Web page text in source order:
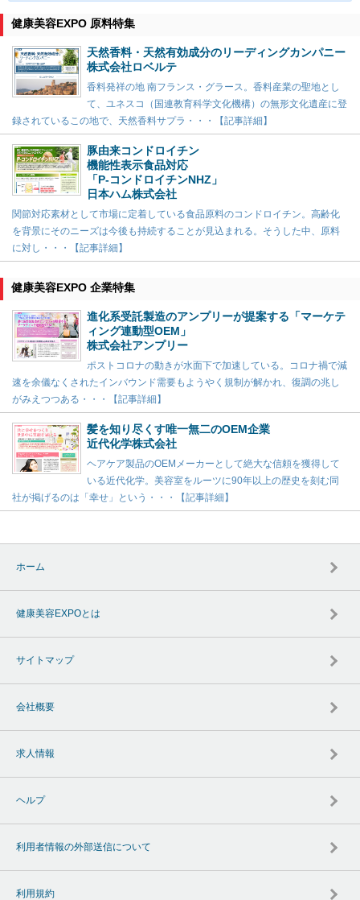
健康美容EXPO 原料特集
天然香料・天然有効成分のリーディングカンパニー
株式会社ロベルテ
香料発祥の地 南フランス・グラース。香料産業の聖地とし
て、ユネスコ（国連教育科学文化機構）の無形文化遺産に登
録されているこの地で、天然香料サプラ・・・【記事詳細】
豚由来コンドロイチン
機能性表示食品対応
「P-コンドロイチンNHZ」
日本ハム株式会社
関節対応素材として市場に定着している食品原料のコンドロイチン。高齢化
を背景にそのニーズは今後も持続することが見込まれる。そうした中、原料
に対し・・・【記事詳細】
健康美容EXPO 企業特集
進化系受託製造のアンプリーが提案する「マーケテ
ィング連動型OEM」
株式会社アンプリー
ポストコロナの動きが水面下で加速している。コロナ禍で減
速を余儀なくされたインバウンド需要もようやく規制が解かれ、復調の兆し
がみえつつある・・・【記事詳細】
髪を知り尽くす唯一無二のOEM企業
近代化学株式会社
ヘアケア製品のOEMメーカーとして絶大な信頼を獲得して
いる近代化学。美容室をルーツに90年以上の歴史を刻む同
社が掲げるのは「幸せ」という・・・【記事詳細】
ホーム
健康美容EXPOとは
サイトマップ
会社概要
求人情報
ヘルプ
利用者情報の外部送信について
利用規約